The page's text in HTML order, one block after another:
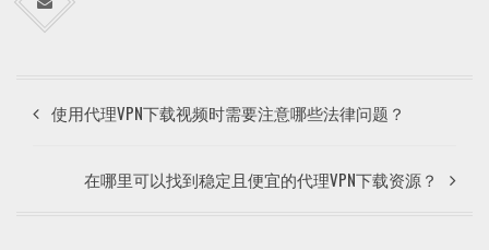
使用代理VPN下载视频时需要注意哪些法律问题？
在哪里可以找到稳定且便宜的代理VPN下载资源？